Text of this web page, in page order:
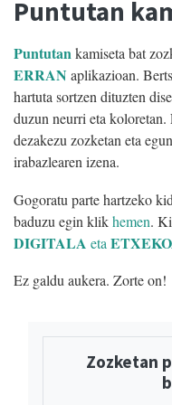
Puntutan
Puntutankamiseta bat
ERRAN aplikazioan.
hartuta sortzen dituzten
duzun neurri eta koloretan.
dezakezu zozketan eta
irabazlearen izena.
Gogoratu parte hartzeko
baduzu egin klikhemen.
DIGITALA eta
Ez galdu aukera. Zorte on!
Zozketan